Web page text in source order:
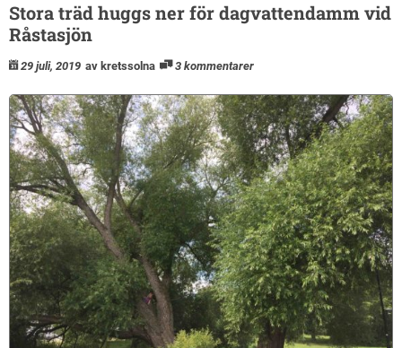
Stora träd huggs ner för dagvattendamm vid
Råstasjön
29 juli, 2019 av kretssolna 3 kommentarer